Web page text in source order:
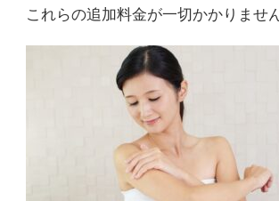
これらの追加料金が一切かかりません